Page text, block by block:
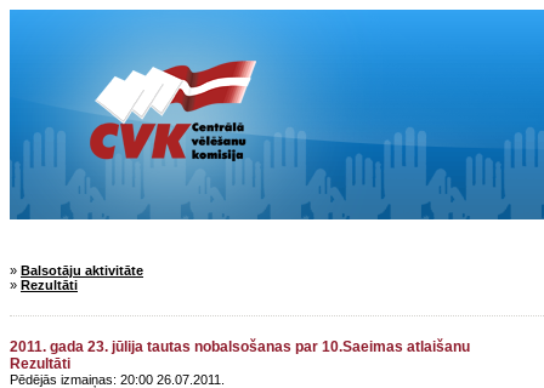
» Balsotāju aktivitāte
» Rezultāti
2011. gada 23. jūlija tautas nobalsošanas par 10.Saeimas atlaišanu
Rezultāti
Pēdējās izmaiņas: 20:00 26.07.2011.